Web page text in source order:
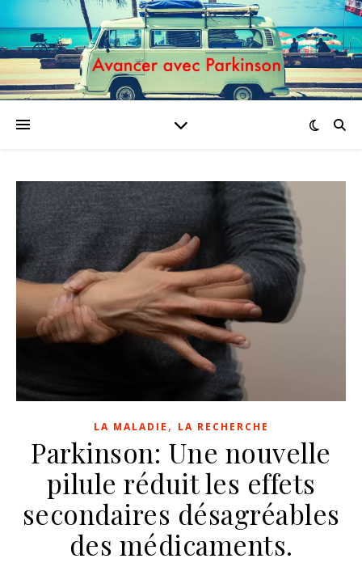
LA MALADIE , LA RECHERCHE
Parkinson: Une nouvelle
pilule réduit les effets
secondaires désagréables
des médicaments.